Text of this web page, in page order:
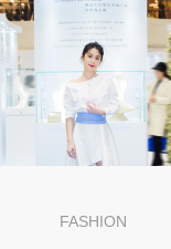
FASHION